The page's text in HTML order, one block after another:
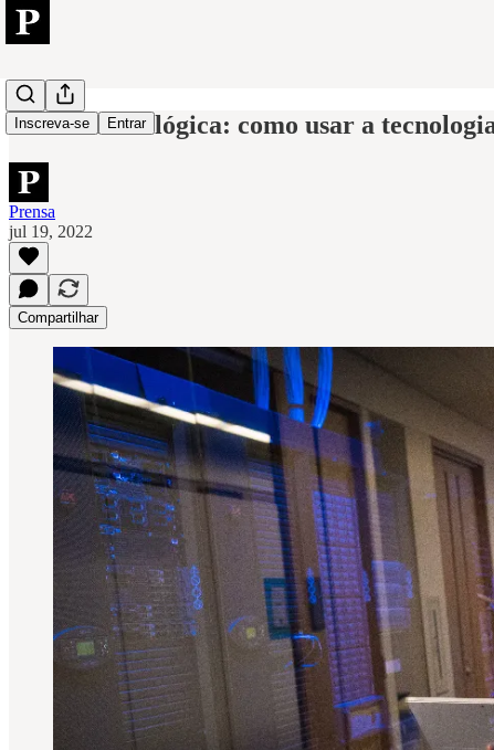
Inscreva-se Entrar
Gestão tecnológica: como usar a
Prensa
jul 19, 2022
Compartilhar